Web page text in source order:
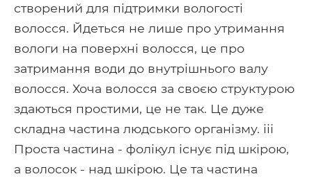
створений для підтримки вологості
волосся. Йдеться не лише про утримання
вологи на поверхні волосся, це про
затримання води до внутрішнього валу
волосся. Хоча волосся за своєю структурою
здаються простими, це не так. Це дуже
складна частина людського організму. iii
Проста частина - фолікул існує під шкірою,
а волосок - над шкірою. Це та частина